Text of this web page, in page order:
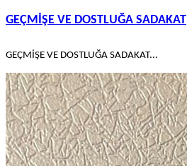
GEÇMİŞE VE DOSTLUĞA SADAKAT
GEÇMİŞE VE DOSTLUĞA SADAKAT...